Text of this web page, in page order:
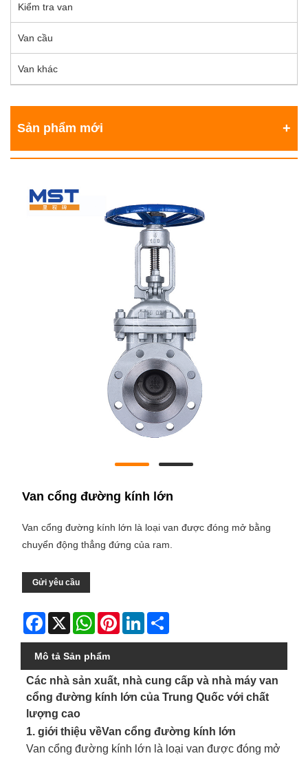
Kiểm tra van
Van cầu
Van khác
Sản phẩm mới
Van cổng đường kính lớn
Van cổng đường kính lớn là loại van được đóng mở bằng
chuyển động thẳng đứng của ram.
Gửi yêu cầu
Facebook
X WhatsAppPinterestLinkedIn
Mô tả Sản phẩm
Các nhà sản xuất, nhà cung cấp và nhà máy van
cổng đường kính lớn của Trung Quốc với chất
lượng cao
1. giới thiệu vềVan cổng đường kính lớn
Van cổng đường kính lớn là loại van được đóng mở